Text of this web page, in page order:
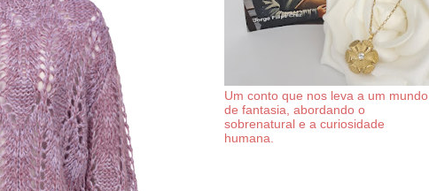
Um conto que nos leva a um mundo
de fantasia, abordando o
sobrenatural e a curiosidade
humana.